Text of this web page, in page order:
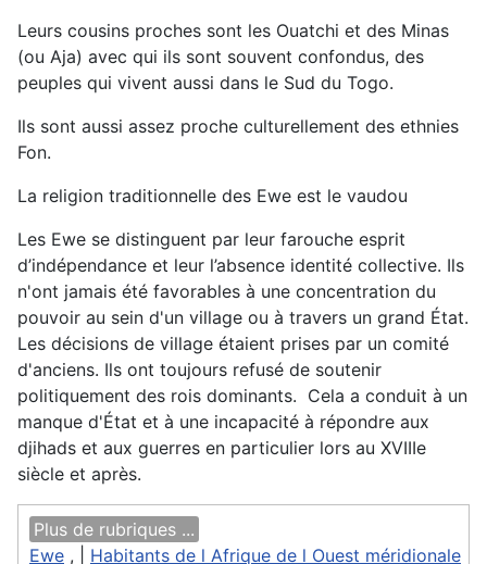
Leurs cousins proches sont les Ouatchi et des Minas
(ou Aja) avec qui ils sont souvent confondus, des
peuples qui vivent aussi dans le Sud du Togo.
Ils sont aussi assez proche culturellement des ethnies
Fon.
La religion traditionnelle des Ewe est le vaudou
Les Ewe se distinguent par leur farouche esprit
d’indépendance et leur l’absence identité collective. Ils
n'ont jamais été favorables à une concentration du
pouvoir au sein d'un village ou à travers un grand État.
Les décisions de village étaient prises par un comité
d'anciens. Ils ont toujours refusé de soutenir
politiquement des rois dominants. Cela a conduit à un
manque d'État et à une incapacité à répondre aux
djihads et aux guerres en particulier lors au XVIIIe
siècle et après.
Plus de rubriques ...
Ewe , | Habitants de l Afrique de l Ouest méridionale